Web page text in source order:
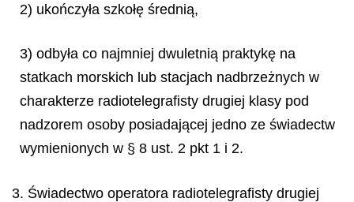
2) ukończyła szkołę średnią,
3) odbyła co najmniej dwuletnią praktykę na
statkach morskich lub stacjach nadbrzeżnych w
charakterze radiotelegrafisty drugiej klasy pod
nadzorem osoby posiadającej jedno ze świadectw
wymienionych w § 8 ust. 2 pkt 1 i 2.
3. Świadectwo operatora radiotelegrafisty drugiej